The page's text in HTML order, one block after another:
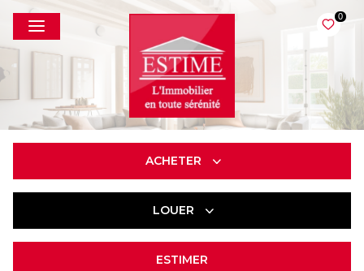
0
ACHETER
LOUER
ESTIMER